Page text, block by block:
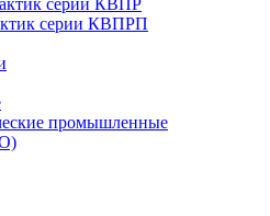
серии КВПР
серии КВПРП
промышленные